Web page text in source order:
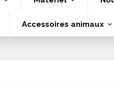
Accessoires animaux